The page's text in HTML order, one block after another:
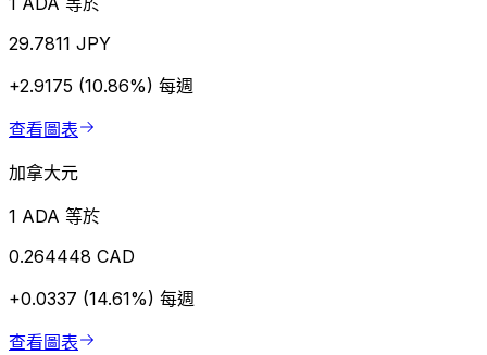
29.7811 JPY
+2.9175 (10.86%) 每週
查看圖表
加拿大元
1 ADA 等於
0.264448 CAD
+0.0337 (14.61%) 每週
查看圖表